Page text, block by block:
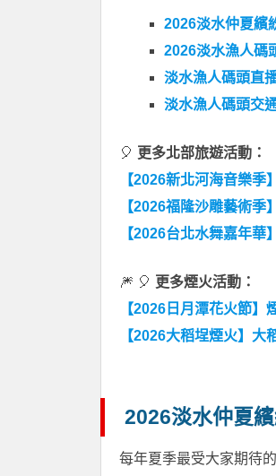
2026淡水仲夏繽
2026淡水漁人碼
淡水漁人碼頭直
淡水漁人碼頭交
🎈 更多北部旅遊活動：
【2026新北河海音樂季
【2026福隆沙雕藝術季
【2026台北水舞嘉年華
🎆 🎈 更多煙火活動：
【2026日月潭花火節】
【2026大稻埕煙火】
2026淡水仲夏
每年夏季最受大家期待